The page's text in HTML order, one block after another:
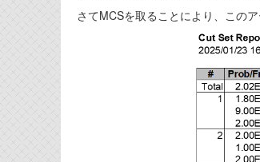
さてMCSを取ることにより、この